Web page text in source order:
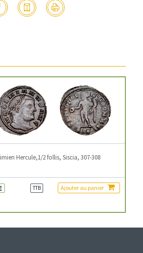
Hercule,1/2 follis, Siscia, 307-308
TTB Ajouter au panier